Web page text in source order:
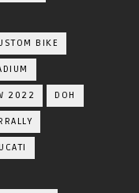
BIKE
2022 DOH